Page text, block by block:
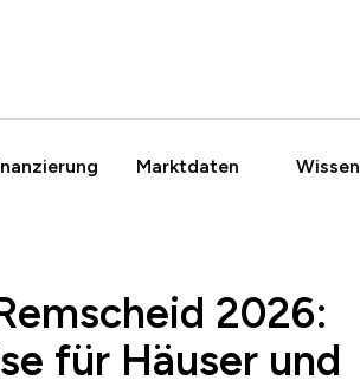
Marktdaten Wissen
2026:
für Häuser und